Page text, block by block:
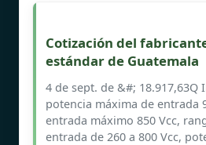
Cotización del
estándar de Guatemala
4 de sept. de &#; 18.917,63Q
potencia máxima de entrada
entrada máximo 850 Vcc,
entrada de 260 a 800 Vcc,